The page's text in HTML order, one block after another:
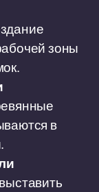
зоны
в